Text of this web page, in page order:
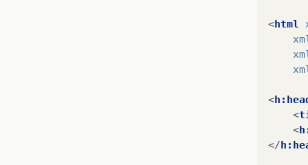
<html
<
<
<
</